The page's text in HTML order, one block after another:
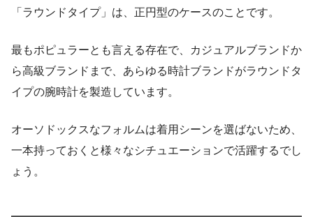
「ラウンドタイプ」は、正円型のケースのことです。
最もポピュラーとも言える存在で、カジュアルブランドか
ら高級ブランドまで、あらゆる時計ブランドがラウンドタ
イプの腕時計を製造しています。
オーソドックスなフォルムは着用シーンを選ばないため、
一本持っておくと様々なシチュエーションで活躍するでし
ょう。